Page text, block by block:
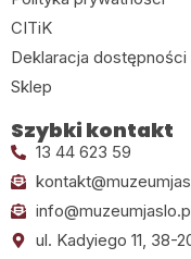
CITiK
Deklaracja dostępności
Sklep
Szybki kontakt
13 44 623 59
ul. Kadyiego 11, 38-